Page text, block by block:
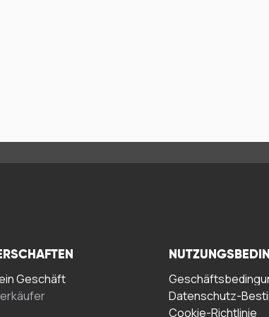
Geschäft
Datenschutz-
Cookie-Richtlinie